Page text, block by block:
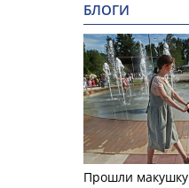
БЛОГИ
Прошли макушку